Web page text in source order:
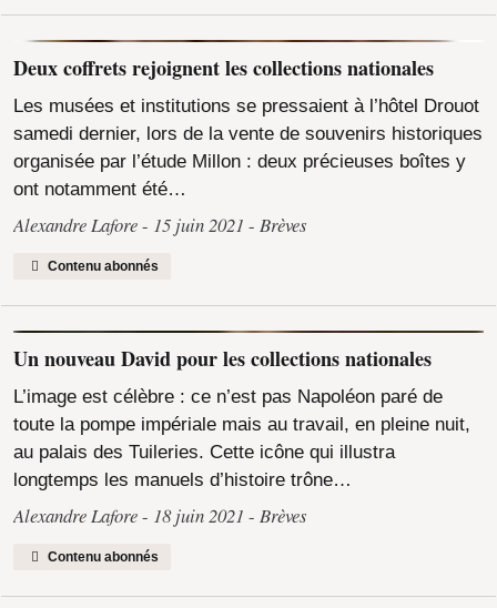
Deux coffrets rejoignent les collections nationales
Les musées et institutions se pressaient à l’hôtel Drouot
samedi dernier, lors de la vente de souvenirs historiques
organisée par l’étude Millon : deux précieuses boîtes y
ont notamment été…
Alexandre Lafore 15 juin 2021 Brèves
Contenu abonnés
Un nouveau David pour les collections nationales
L’image est célèbre : ce n’est pas Napoléon paré de
toute la pompe impériale mais au travail, en pleine nuit,
au palais des Tuileries. Cette icône qui illustra
longtemps les manuels d’histoire trône…
Alexandre Lafore 18 juin 2021 Brèves
Contenu abonnés